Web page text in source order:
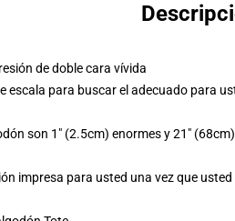
de doble cara vívida
escala para buscar el adecuado para
son 1" (2.5cm) enormes y 21"
impresa para usted una vez que usted